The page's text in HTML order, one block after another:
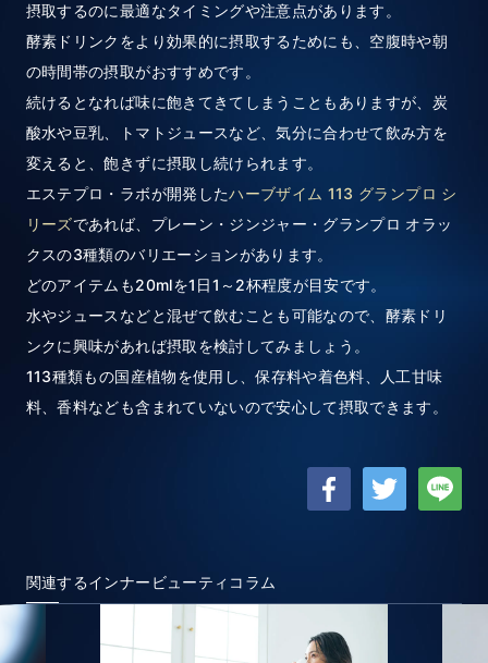
摂取するのに最適なタイミングや注意点があります。
酵素ドリンクをより効果的に摂取するためにも、空腹時や朝
の時間帯の摂取がおすすめです。
続けるとなれば味に飽きてきてしまうこともありますが、炭
酸水や豆乳、トマトジュースなど、気分に合わせて飲み方を
変えると、飽きずに摂取し続けられます。
エステプロ・ラボが開発したハーブザイム 113 グランプロ シ
リーズであれば、プレーン・ジンジャー・グランプロ オラッ
クスの3種類のバリエーションがあります。
どのアイテムも20mlを1日1～2杯程度が目安です。
水やジュースなどと混ぜて飲むことも可能なので、酵素ドリ
ンクに興味があれば摂取を検討してみましょう。
113種類もの国産植物を使用し、保存料や着色料、人工甘味
料、香料なども含まれていないので安心して摂取できます。
関連するインナービューティコラム